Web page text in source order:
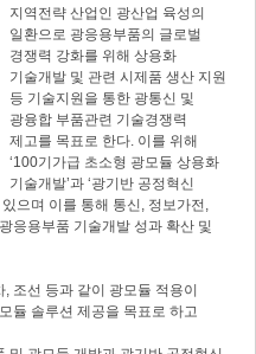
지역전략 산업인 광산업 육성의
일환으로 광응용부품의 글로벌
경쟁력 강화를 위해 상용화
기술개발 및 관련 시제품 생산 지원
등 기술지원을 통한 광통신 및
광융합 부품관련 기술경쟁력
제고를 목표로 한다. 이를 위해
‘100기가급 초소형 광모듈 상용화
기술개발’과 ‘광기반 공정혁신
으며 이를 통해 통신, 정보가전,
응용부품 기술개발 성과 확산 및
조선 등과 같이 광모듈 적용이
듈 솔루션 제공을 목표로 하고